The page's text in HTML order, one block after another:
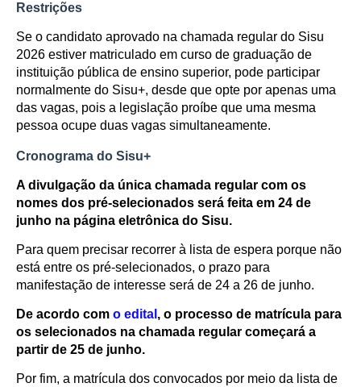
Restrições
Se o candidato aprovado na chamada regular do Sisu
2026 estiver matriculado em curso de graduação de
instituição pública de ensino superior, pode participar
normalmente do Sisu+, desde que opte por apenas uma
das vagas, pois a legislação proíbe que uma mesma
pessoa ocupe duas vagas simultaneamente.
Cronograma do Sisu+
A divulgação da única chamada regular com os
nomes dos pré-selecionados será feita em 24 de
junho na página eletrônica do Sisu.
Para quem precisar recorrer à lista de espera porque não
está entre os pré-selecionados, o prazo para
manifestação de interesse será de 24 a 26 de junho.
De acordo com o edital , o processo de matrícula para
os selecionados na chamada regular começará a
partir de 25 de junho.
Por fim, a matrícula dos convocados por meio da lista de